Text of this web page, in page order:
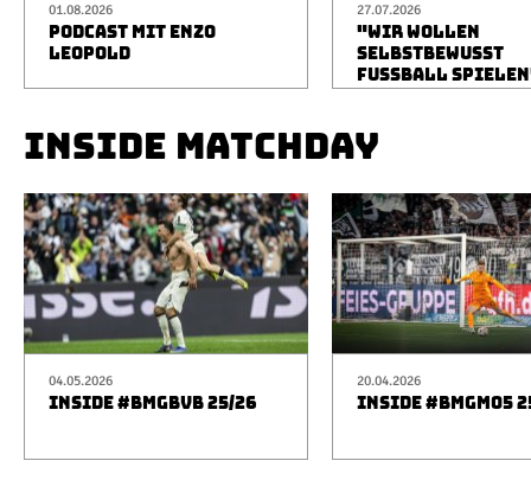
01.08.2026
PODCAST MIT ENZO
LEOPOLD
27.07.2026
"WIR WOLLEN
SELBSTBEWUSST
FUSSBALL
INSIDE MATCHDAY
04.05.2026
INSIDE #BMGBVB 25/26
20.04.2026
INSIDE #BMGM05